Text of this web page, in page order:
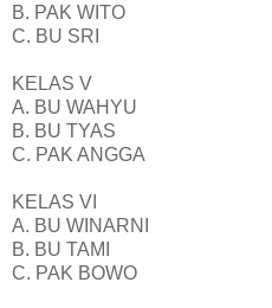
B. PAK WITO
C. BU SRI
KELAS V
A. BU WAHYU
B. BU TYAS
C. PAK ANGGA
KELAS VI
A. BU WINARNI
B. BU TAMI
C. PAK BOWO